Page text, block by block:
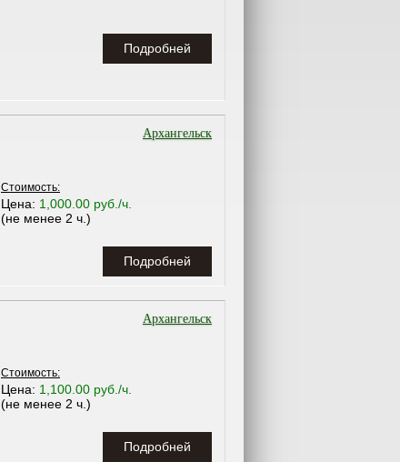
Подробней
Архангельск
Стоимость:
Цена: 1,000.00 руб./ч.
(не менее 2 ч.)
Подробней
Архангельск
Стоимость:
Цена: 1,100.00 руб./ч.
(не менее 2 ч.)
Подробней